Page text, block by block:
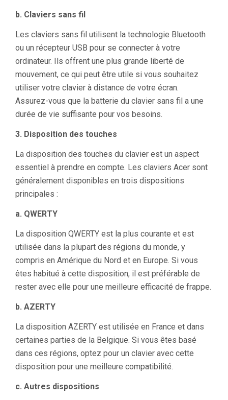
b. Claviers sans fil
Les claviers sans fil utilisent la technologie Bluetooth
ou un récepteur USB pour se connecter à votre
ordinateur. Ils offrent une plus grande liberté de
mouvement, ce qui peut être utile si vous souhaitez
utiliser votre clavier à distance de votre écran.
Assurez-vous que la batterie du clavier sans fil a une
durée de vie suffisante pour vos besoins.
3. Disposition des touches
La disposition des touches du clavier est un aspect
essentiel à prendre en compte. Les claviers Acer sont
généralement disponibles en trois dispositions
principales :
a. QWERTY
La disposition QWERTY est la plus courante et est
utilisée dans la plupart des régions du monde, y
compris en Amérique du Nord et en Europe. Si vous
êtes habitué à cette disposition, il est préférable de
rester avec elle pour une meilleure efficacité de frappe.
b. AZERTY
La disposition AZERTY est utilisée en France et dans
certaines parties de la Belgique. Si vous êtes basé
dans ces régions, optez pour un clavier avec cette
disposition pour une meilleure compatibilité.
c. Autres dispositions